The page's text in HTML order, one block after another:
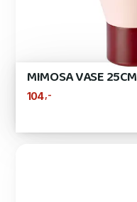
MIMOSA VASE 25CM
104,-